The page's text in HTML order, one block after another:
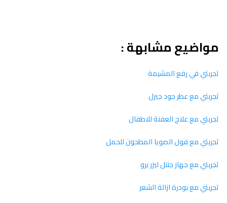
مواضيع مشابهة :
تجربتي في رفع المشيمة
تجربتي مع عطر جود جيرل
تجربتي مع علاج العفنة للاطفال
تجربتي مع فول الصويا المطحون للحمل
تجربتي مع جهاز جنتل ليزر برو
تجربتي مع بودرة ازالة الشعر